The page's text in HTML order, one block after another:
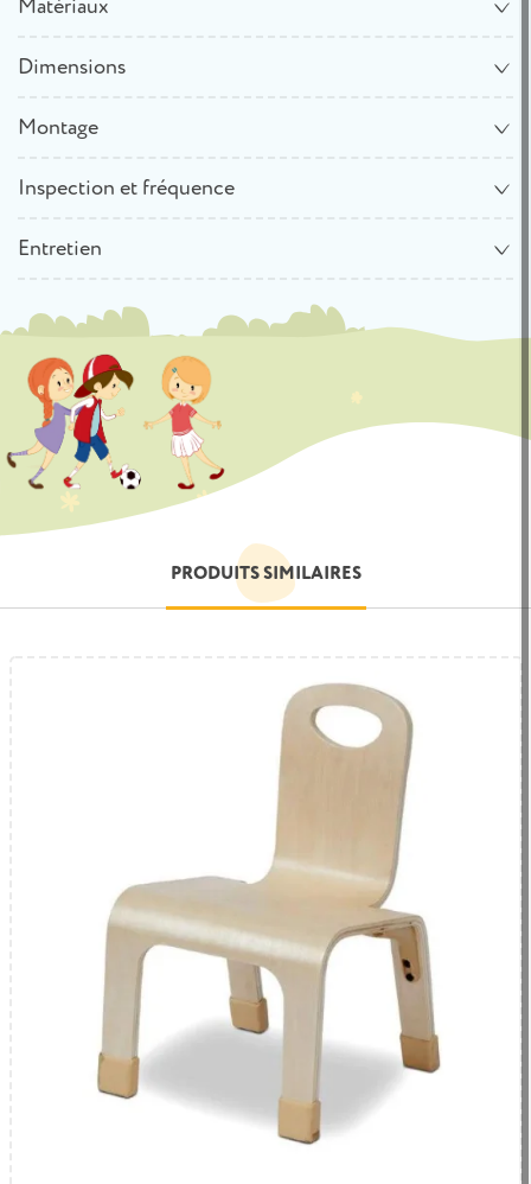
Matériaux
Dimensions
Montage
Inspection et fréquence
Entretien
PRODUITS SIMILAIRES